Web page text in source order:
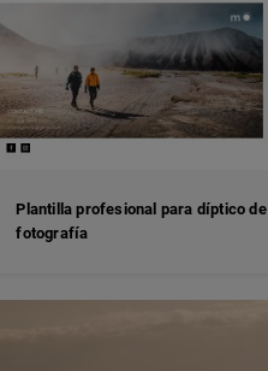
Plantilla profesional para díptico de
fotografía